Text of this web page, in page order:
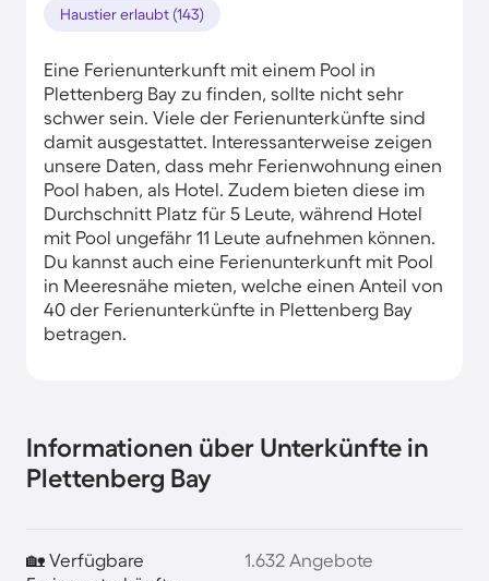
Haustier erlaubt (143)
Eine Ferienunterkunft mit einem Pool in
Plettenberg Bay zu finden, sollte nicht sehr
schwer sein. Viele der Ferienunterkünfte sind
damit ausgestattet. Interessanterweise zeigen
unsere Daten, dass mehr Ferienwohnung einen
Pool haben, als Hotel. Zudem bieten diese im
Durchschnitt Platz für 5 Leute, während Hotel
mit Pool ungefähr 11 Leute aufnehmen können.
Du kannst auch eine Ferienunterkunft mit Pool
in Meeresnähe mieten, welche einen Anteil von
40 der Ferienunterkünfte in Plettenberg Bay
betragen.
Informationen über Unterkünfte in
Plettenberg Bay
🏡 Verfügbare
1.632 Angebote